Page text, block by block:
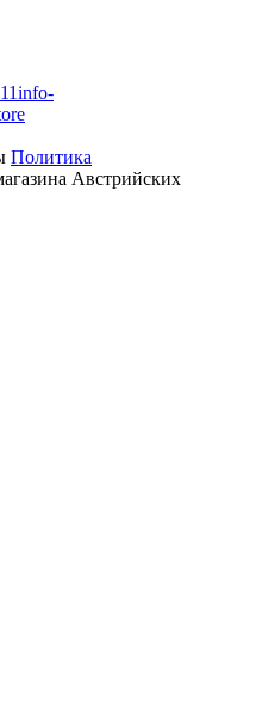
info-
Политика
Австрийских